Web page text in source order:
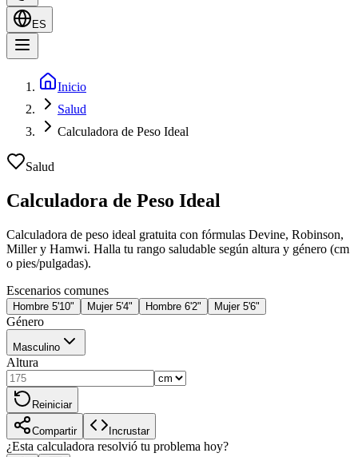
ES
Inicio
Salud
Calculadora de Peso Ideal
Salud
Calculadora de Peso Ideal
Calculadora de peso ideal gratuita con fórmulas Devine, Robinson,
Miller y Hamwi. Halla tu rango saludable según altura y género (cm
o pies/pulgadas).
Escenarios comunes
Hombre 5'10" Mujer 5'4" Hombre 6'2" Mujer 5'6"
Género
Masculino
Altura
Reiniciar
Compartir Incrustar
¿Esta calculadora resolvió tu problema hoy?